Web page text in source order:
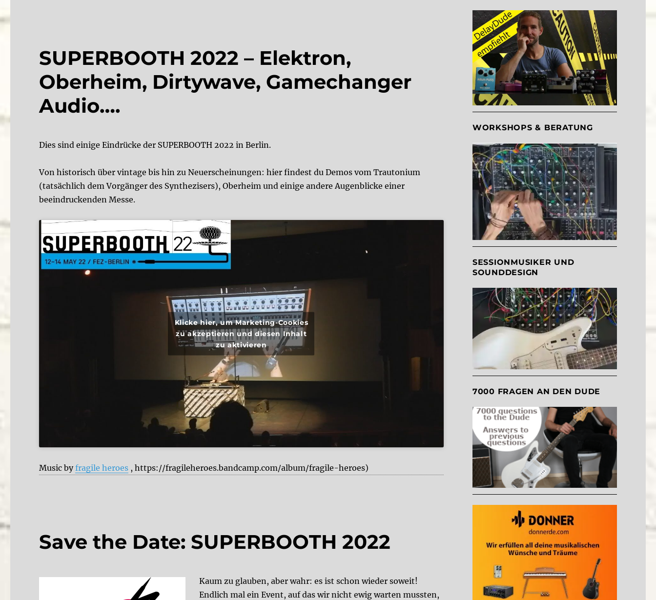
SUPERBOOTH 2022 – Elektron,
Oberheim, Dirtywave, Gamechanger
Audio….
Dies sind einige Eindrücke der SUPERBOOTH 2022 in Berlin.
Von historisch über vintage bis hin zu Neuerscheinungen: hier findest du Demos vom Trautonium
(tatsächlich dem Vorgänger des Synthezisers), Oberheim und einige andere Augenblicke einer
beeindruckenden Messe.
Klicke hier, um Marketing-Cookies
zu akzeptieren und diesen Inhalt
zu aktivieren
Music byfragile heroes , https://fragileheroes.bandcamp.com/album/fragile-heroes)
Save the Date: SUPERBOOTH 2022
Kaum zu glauben, aber wahr: es ist schon wieder soweit!
Endlich mal ein Event, auf das wir nicht ewig warten mussten,
WORKSHOPS & BERATUNG
SESSIONMUSIKER UND
SOUNDDESIGN
7000 FRAGEN AN DEN DUDE